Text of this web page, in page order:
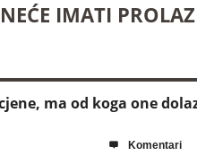
IMATI
ma od koga one
 Komentari